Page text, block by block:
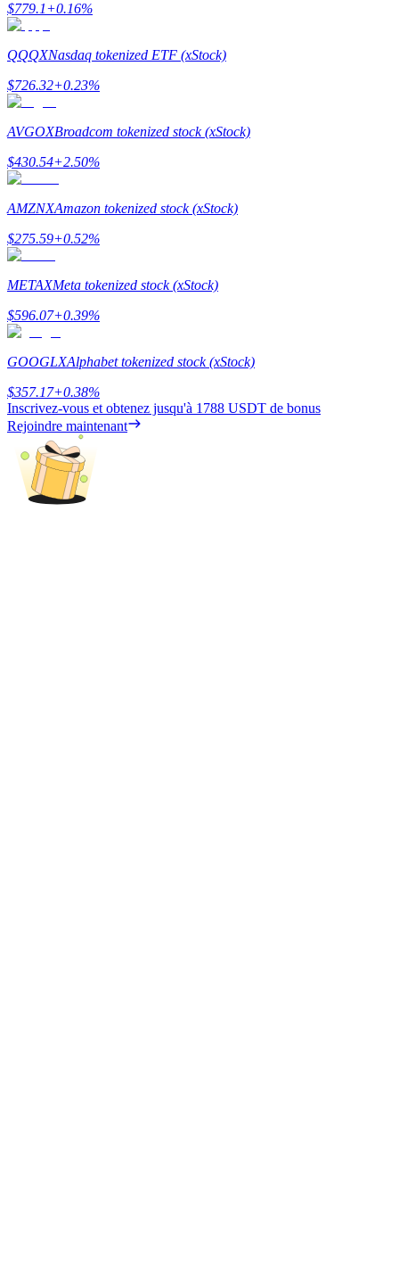
Parrainage
Invitez un ami pour recevoir des récompenses en espèces
BTC Welcome Rewards
Deposit & Trade BTC to Share 25000 USDT prize pool!
Deposit CASHCAT & Win
Share 500000 CASHCAT prize pool
$779.1+0.16%
QQQXNasdaq tokenized ETF (xStock)
$726.32+0.23%
AVGOXBroadcom tokenized stock (xStock)
$430.54+2.50%
AMZNXAmazon tokenized stock (xStock)
$275.59+0.52%
METAXMeta tokenized stock (xStock)
$596.07+0.39%
GOOGLXAlphabet tokenized stock (xStock)
$357.17+0.38%
Inscrivez-vous et obtenez jusqu'à 1788 USDT de bonus
Rejoindre maintenant